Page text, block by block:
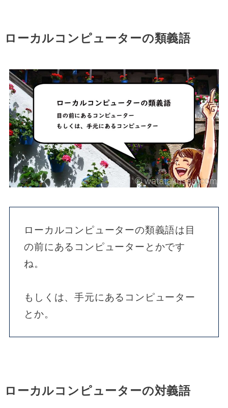
ローカルコンピューターの類義語
ローカルコンピューターの類義語は目
の前にあるコンピューターとかです
ね。
もしくは、手元にあるコンピューター
とか。
ローカルコンピューターの対義語